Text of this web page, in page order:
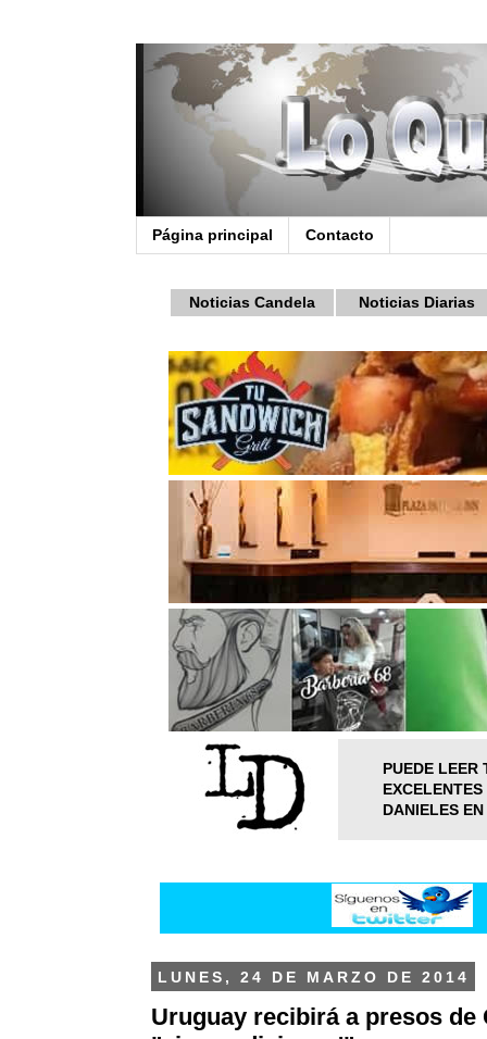
Página principal Contacto
Noticias Candela Noticias Diarias
PUEDE LEER
DANIELES
LUNES, 24 DE MARZO DE 2014
Uruguay recibirá a presos de